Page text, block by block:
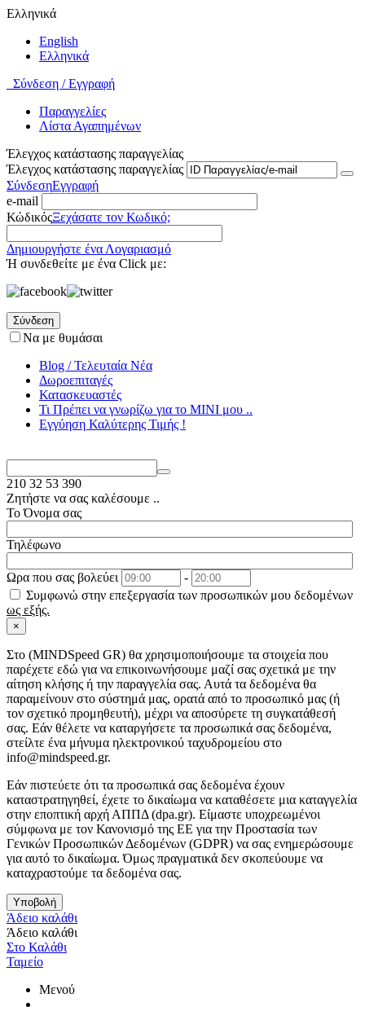
Ελληνικά
English
Ελληνικά
Σύνδεση / Εγγραφή
Παραγγελίες
Λίστα Αγαπημένων
Έλεγχος κατάστασης παραγγελίας
Έλεγχος κατάστασης παραγγελίας
ΣύνδεσηΕγγραφή
e-mail
ΚώδικόςΞεχάσατε τον Κωδικό;
Δημιουργήστε ένα Λογαριασμό
Ή συνδεθείτε με ένα Click με:
Σύνδεση
Να με θυμάσαι
Blog / Τελευταία Νέα
Δωροεπιταγές
Κατασκευαστές
Τι Πρέπει να γνωρίζω για το MΙΝΙ μου ..
Εγγύηση Καλύτερης Τιμής !
210 32 53 390
Ζητήστε να σας καλέσουμε ..
Το Όνομα σας
Τηλέφωνο
Ωρα που σας βολεύει
-
Συμφωνώ στην επεξεργασία των προσωπικών μου δεδομένων
ως εξής.
×
Στo (MINDSpeed GR) θα χρησιμοποιήσουμε τα στοιχεία που
παρέχετε εδώ για να επικοινωνήσουμε μαζί σας σχετικά με την
αίτηση κλήσης ή την παραγγελία σας. Αυτά τα δεδομένα θα
παραμείνουν στο σύστημά μας, ορατά από το προσωπικό μας (ή
τον σχετικό προμηθευτή), μέχρι να αποσύρετε τη συγκατάθεσή
σας. Εάν θέλετε να καταργήσετε τα προσωπικά σας δεδομένα,
στείλτε ένα μήνυμα ηλεκτρονικού ταχυδρομείου στο
info@mindspeed.gr.
Εάν πιστεύετε ότι τα προσωπικά σας δεδομένα έχουν
καταστρατηγηθεί, έχετε το δικαίωμα να καταθέσετε μια καταγγελία
στην εποπτική αρχή ΑΠΠΔ (dpa.gr). Είμαστε υποχρεωμένοι
σύμφωνα με τον Κανονισμό της ΕΕ για την Προστασία των
Γενικών Προσωπικών Δεδομένων (GDPR) να σας ενημερώσουμε
για αυτό το δικαίωμα. Όμως πραγματικά δεν σκοπεύουμε να
καταχραστούμε τα δεδομένα σας.
Υποβολή
Άδειο καλάθι
Άδειο καλάθι
Στο Καλάθι
Ταμείο
Μενού